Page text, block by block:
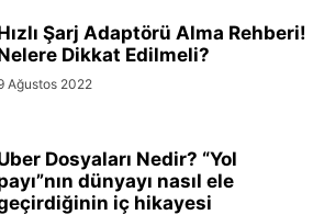
Şarj Adaptörü Alma Rehberi!
Dikkat Edilmeli?
Ağustos 2022
Dosyaları Nedir? “Yol
dünyayı nasıl ele
iç hikayesi